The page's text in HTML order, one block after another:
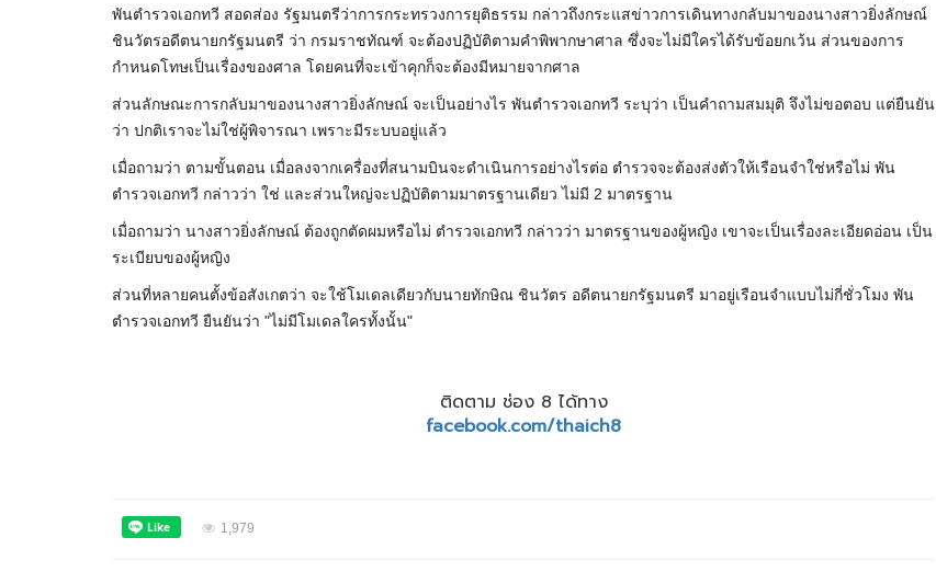
พันตำรวจเอกทวี สอดส่อง รัฐมนตรี​ว่าการ​กระทรวง​การยุติธรรม​ กล่าวถึงกระแสข่าวการเดินทางกลับมาของนางสาวยิ่งลักษณ์
ชินวัตรอดีตนายกรัฐมนตรี ว่า กรมราชทัณฑ์ จะต้องปฏิบัติตามคำพิพากษาศาล ซึ่งจะไม่มีใครได้รับข้อยกเว้น ส่วนของการ
กำหนดโทษเป็นเรื่องของศาล โดยคนที่จะเข้าคุกก็จะต้องมีหมายจากศาล
ส่วนลักษณะการกลับมาของนางสาวยิ่งลักษณ์ จะเป็นอย่างไร พันตำรวจเอกทวี ระบุว่า เป็นคำถามสมมุติ จึงไม่ขอตอบ แต่ยืนยัน
ว่า ปกติเราจะไม่ใช่ผู้พิจารณา เพราะมีระบบอยู่แล้ว
เมื่อถามว่า ตามขั้นตอน เมื่อลงจากเครื่องที่สนามบินจะดำเนินการอย่างไรต่อ ตำรวจจะต้องส่งตัวให้เรือนจำใช่หรือไม่ พัน
ตำรวจเอกทวี กล่าวว่า ใช่ และส่วนใหญ่จะปฏิบัติตามมาตรฐานเดียว ไม่มี 2 มาตรฐาน
เมื่อถามว่า นางสาวยิ่ง​ลักษณ์​ ต้องถูกตัดผมหรือไม่ ตำรวจเอกทวี กล่าวว่า มาตรฐานของผู้หญิง เขาจะเป็นเรื่องละเอียดอ่อน เป็น
ระเบียบของผู้หญิง
ส่วนที่หลายคนตั้งข้อสังเกตว่า จะใช้โมเดลเดียวกับนายทักษิณ ชินวัตร อดีตนายกรัฐมนตรี มาอยู่เรือนจำแบบไม่กี่ชั่วโมง พัน
ตำรวจเอกทวี ยืนยันว่า "ไม่มีโมเดลใครทั้งนั้น"
ติดตาม ช่อง 8 ได้ทาง
facebook.com/thaich8
1,979